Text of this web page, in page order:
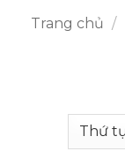
Trang chủ /